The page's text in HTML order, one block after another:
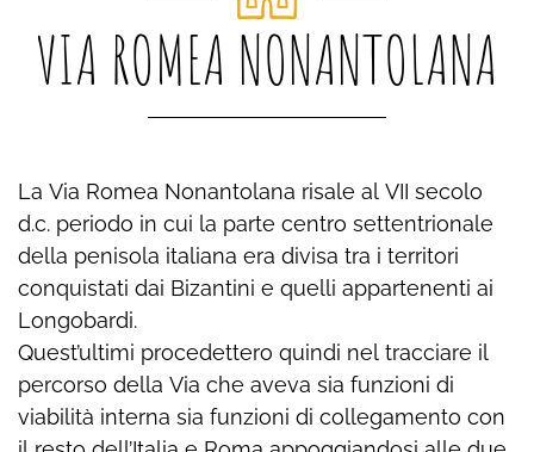
VIA ROMEA NONANTOLANA
La Via Romea Nonantolana risale al VII secolo
d.c. periodo in cui la parte centro settentrionale
della penisola italiana era divisa tra i territori
conquistati dai Bizantini e quelli appartenenti ai
Longobardi.
Quest’ultimi procedettero quindi nel tracciare il
percorso della Via che aveva sia funzioni di
viabilità interna sia funzioni di collegamento con